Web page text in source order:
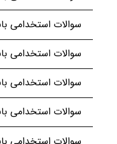
سوالات استخدامی
سوالات استخدامی
سوالات استخدامی
سوالات استخدامی